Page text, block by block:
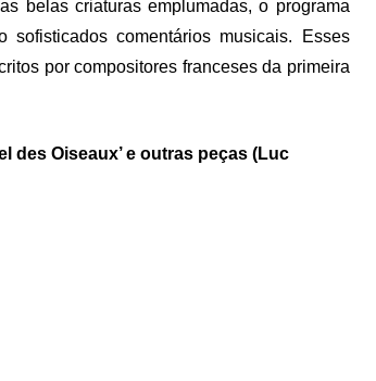
belas criaturas emplumadas, o programa
comentários musicais. Esses
por compositores franceses da primeira
des Oiseaux’ e outras peças (Luc